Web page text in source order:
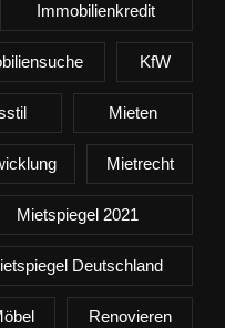
Immobilienkredit
KfW
Mieten
Mietrecht
Mietspiegel 2021
Deutschland
Renovieren